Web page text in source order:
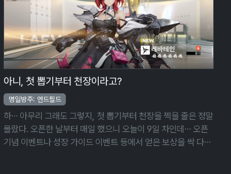
아니, 첫 뽑기부터 천장이라고?
명일방주: 엔드필드
하… 아무리 그래도 그렇지, 첫 뽑기부터 천장을 찍을 줄은 정말
몰랐다. 오픈한 날부터 매일 했으니 오늘이 9일 차인데… 오픈
기념 이벤트나 성장 가이드 이벤트 등에서 얻은 보상을 싹 다